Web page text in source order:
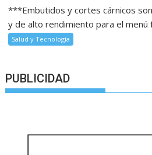
***Embutidos y cortes cárnicos
y de alto rendimiento para el menú
Salud y Tecnología
PUBLICIDAD